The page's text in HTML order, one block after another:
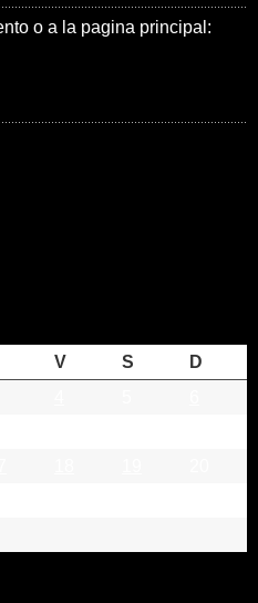
o a la pagina principal:
V S
D